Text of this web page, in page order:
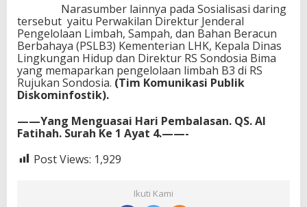
Narasumber lainnya pada Sosialisasi daring
tersebut yaitu Perwakilan Direktur Jenderal
Pengelolaan Limbah, Sampah, dan Bahan Beracun
Berbahaya (PSLB3) Kementerian LHK, Kepala Dinas
Lingkungan Hidup dan Direktur RS Sondosia Bima
yang memaparkan pengelolaan limbah B3 di RS
Rujukan Sondosia. (Tim Komunikasi Publik
Diskominfostik).
——Yang Menguasai Hari Pembalasan. QS. Al
Fatihah. Surah Ke 1 Ayat 4.——-
Post Views: 1,929
Ikuti Kami